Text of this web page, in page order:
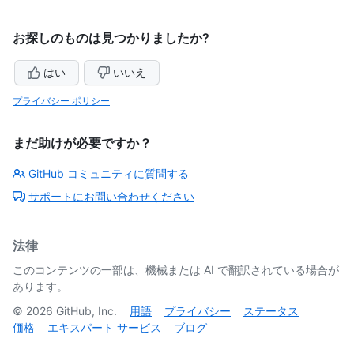
お探しのものは見つかりましたか?
はい いいえ
プライバシー ポリシー
まだ助けが必要ですか？
GitHub コミュニティに質問する
サポートにお問い合わせください
法律
このコンテンツの一部は、機械または AI で翻訳されている場合が
あります。
© 2026 GitHub, Inc. 用語 プライバシー
ステータス
価格
エキスパート サービス ブログ